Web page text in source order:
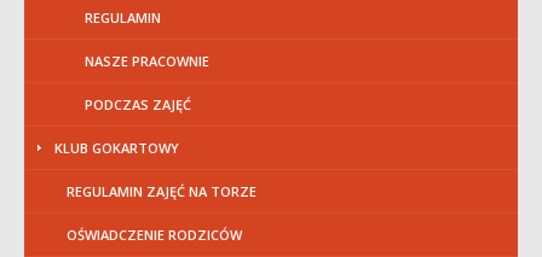
REGULAMIN
NASZE PRACOWNIE
PODCZAS ZAJĘĆ
KLUB GOKARTOWY
REGULAMIN ZAJĘĆ NA TORZE
OŚWIADCZENIE RODZICÓW